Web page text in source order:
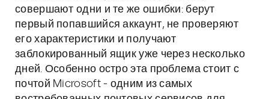
совершают одни и те же ошибки: берут
первый попавшийся аккаунт, не проверяют
его характеристики и получают
заблокированный ящик уже через несколько
дней. Особенно остро эта проблема стоит с
почтой Microsoft - одним из самых